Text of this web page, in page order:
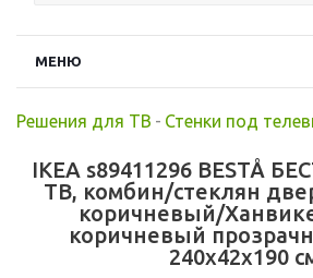
МЕНЮ
Решения для ТВ - Стенки под
IKEA s89411296 BESTÅ
ТВ, комбин/стеклян
коричневый/
коричневый
240x42x190